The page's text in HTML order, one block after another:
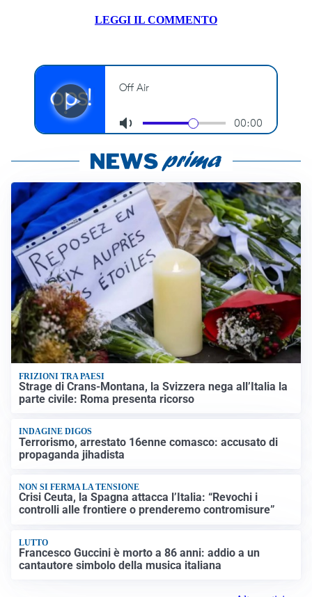
LEGGI IL COMMENTO
FRIZIONI TRA PAESI
Strage di Crans-Montana, la Svizzera nega all’Italia la
parte civile: Roma presenta ricorso
INDAGINE DIGOS
Terrorismo, arrestato 16enne comasco: accusato di
propaganda jihadista
NON SI FERMA LA TENSIONE
Crisi Ceuta, la Spagna attacca l’Italia: “Revochi i
controlli alle frontiere o prenderemo contromisure”
LUTTO
Francesco Guccini è morto a 86 anni: addio a un
cantautore simbolo della musica italiana